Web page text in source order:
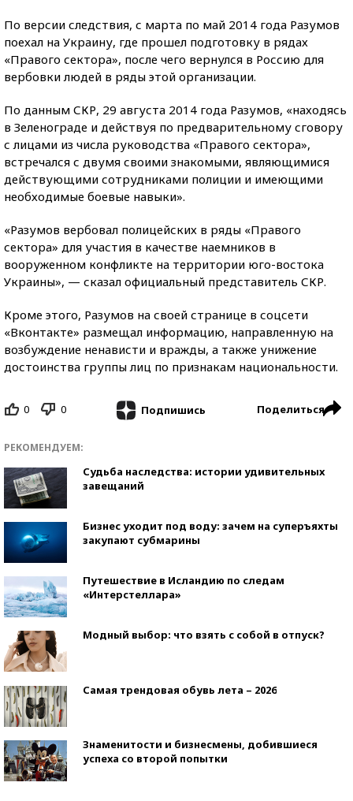
По версии следствия, с марта по май 2014 года Разумов
поехал на Украину, где прошел подготовку в рядах
«Правого сектора», после чего вернулся в Россию для
вербовки людей в ряды этой организации.
По данным СКР, 29 августа 2014 года Разумов, «находясь
в Зеленограде и действуя по предварительному сговору
с лицами из числа руководства «Правого сектора»,
встречался с двумя своими знакомыми, являющимися
действующими сотрудниками полиции и имеющими
необходимые боевые навыки».
«Разумов вербовал полицейских в ряды «Правого
сектора» для участия в качестве наемников в
вооруженном конфликте на территории юго-востока
Украины», — сказал официальный представитель СКР.
Кроме этого, Разумов на своей странице в соцсети
«Вконтакте» размещал информацию, направленную на
возбуждение ненависти и вражды, а также унижение
достоинства группы лиц по признакам национальности.
0 0 Подпишись Поделиться
РЕКОМЕНДУЕМ:
Судьба наследства: истории удивительных
завещаний
Бизнес уходит под воду: зачем на суперъяхты
закупают субмарины
Путешествие в Исландию по следам
«Интерстеллара»
Модный выбор: что взять с собой в отпуск?
Самая трендовая обувь лета – 2026
Знаменитости и бизнесмены, добившиеся
успеха со второй попытки